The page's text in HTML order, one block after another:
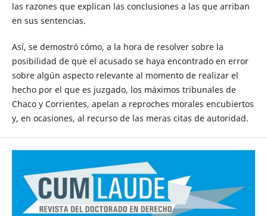
las razones que explican las conclusiones a las que arriban
en sus sentencias.
Así, se demostró cómo, a la hora de resolver sobre la
posibilidad de que el acusado se haya encontrado en error
sobre algún aspecto relevante al momento de realizar el
hecho por el que es juzgado, los máximos tribunales de
Chaco y Corrientes, apelan a reproches morales encubiertos
y, en ocasiones, al recurso de las meras citas de autoridad.